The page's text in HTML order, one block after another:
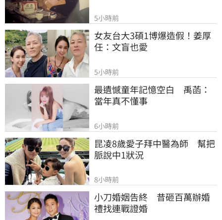
5小時前
女友台大3碩1博爆造假！姜厚
任：文盲也愛
5小時前
最遺憾童年記憶空白　禹菡：
當年真不懂事
6小時前
昆凌8歲愛子拜中醫為師　幫把
脈說中1狀況
8小時前
小刀婚姻告終　昔砸百萬辦婚
禮找連戰證婚